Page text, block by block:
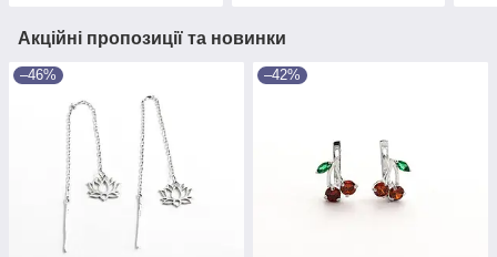
Акційні пропозиції та новинки
–46% –42%